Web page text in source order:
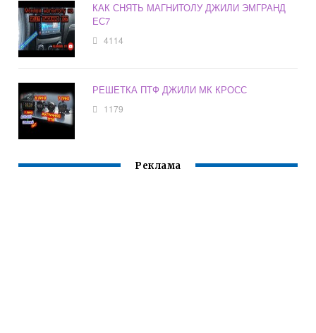
КАК СНЯТЬ МАГНИТОЛУ ДЖИЛИ ЭМГРАНД
ЕС7
4114
РЕШЕТКА ПТФ ДЖИЛИ МК КРОСС
1179
Реклама